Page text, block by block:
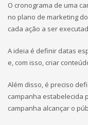
O cronograma de uma
no plano de marketing
cada ação a ser
A ideia é definir datas
e, com isso, criar
Além disso, é preciso
campanha estabelecida
campanha alcançar o